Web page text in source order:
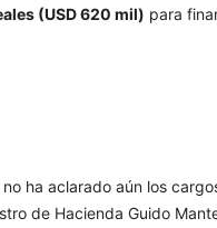
(USD 620 mil) para
ha aclarado aún los
de Hacienda Guido